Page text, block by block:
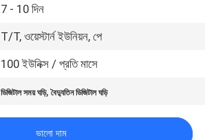
7 - 10 দিন
T/T, ওয়েস্টার্ন ইউনিয়ন, পে
100 ইউনিক্স / প্রতি মাসে
ডিজিটাল সময় ঘড়ি,বৈদ্যুতিন ডিজিটাল ঘড়ি
ভালো দাম